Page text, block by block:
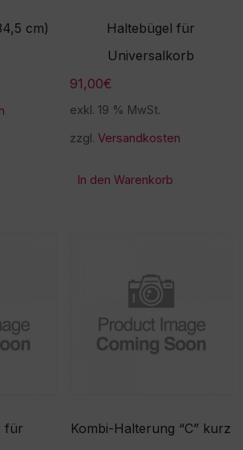
cm)
Haltebügel für
Universalkorb
91,00€
exkl. 19 % MwSt.
zzgl.Versandkosten
In den Warenkorb
für
Kombi-Halterung “C” kurz